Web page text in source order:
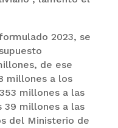
2023, se
de ese
millones a los
millones a las
39 millones a las
del Ministerio de